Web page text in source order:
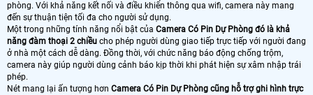
phòng. Với khả năng kết nối và điều khiển thông qua wifi, camera này mang
đến sự thuận tiện tối đa cho người sử dụng.
Một trong những tính năng nổi bật của Camera Có Pin Dự Phòng đó là khả
năng đàm thoại 2 chiều cho phép người dùng giao tiếp trực tiếp với người đang
ở nhà một cách dễ dàng. Đồng thời, với chức năng báo động chống trộm,
camera này giúp người dùng cảnh báo kịp thời khi phát hiện sự xâm nhập trái
phép.
Nét mang lại ấn tượng hơn Camera Có Pin Dự Phòng cũng hỗ trợ ghi hình trực